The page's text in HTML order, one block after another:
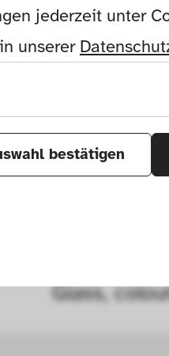
jederzeit unter
unserer
bestätigen
In
Baccarat,
Glass,